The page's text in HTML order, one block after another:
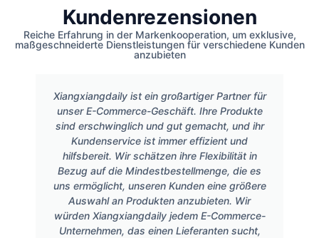
Kundenrezensionen
Reiche Erfahrung in der Markenkooperation, um exklusive,
maßgeschneiderte Dienstleistungen für verschiedene Kunden
anzubieten
Xiangxiangdaily ist ein großartiger Partner für
unser E-Commerce-Geschäft. Ihre Produkte
sind erschwinglich und gut gemacht, und ihr
Kundenservice ist immer effizient und
hilfsbereit. Wir schätzen ihre Flexibilität in
Bezug auf die Mindestbestellmenge, die es
uns ermöglicht, unseren Kunden eine größere
Auswahl an Produkten anzubieten. Wir
würden Xiangxiangdaily jedem E-Commerce-
Unternehmen, das einen Lieferanten sucht,